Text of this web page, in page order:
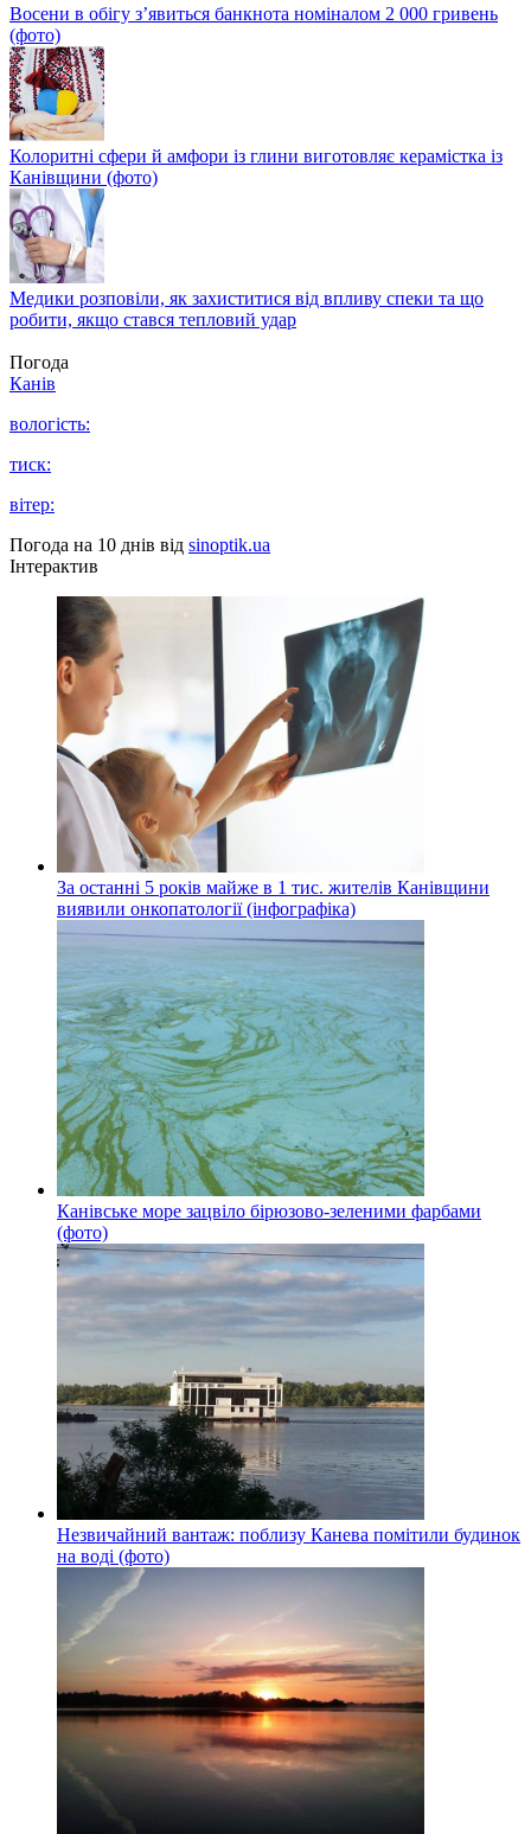
Восени в обігу з’явиться банкнота номіналом 2 000 гривень
(фото)
Колоритні сфери й амфори із глини виготовляє керамістка із
Канівщини (фото)
Медики розповіли, як захиститися від впливу спеки та що
робити, якщо стався тепловий удар
Погода
Канів
вологість:
тиск:
вітер:
Погода на 10 днів від sinoptik.ua
Інтерактив
За останні 5 років майже в 1 тис. жителів Канівщини
виявили онкопатології (інфографіка)
Канівське море зацвіло бірюзово-зеленими фарбами
(фото)
Незвичайний вантаж: поблизу Канева помітили будинок
на воді (фото)